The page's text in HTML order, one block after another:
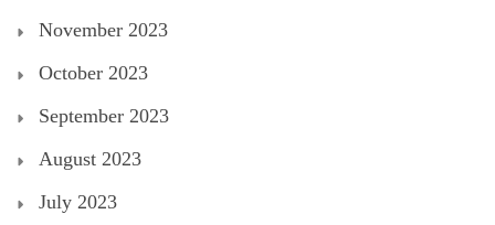
November 2023
October 2023
September 2023
August 2023
July 2023